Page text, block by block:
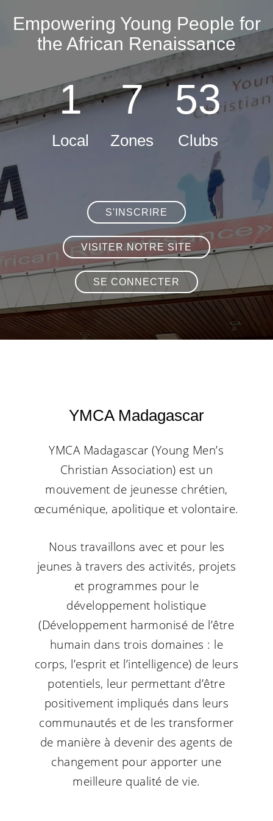
Empowering Young People for
the African Renaissance
1
Local
7
Zones
53
Clubs
S'INSCRIRE
VISITER NOTRE SITE
SE CONNECTER
YMCA Madagascar
YMCA Madagascar (Young Men’s
Christian Association) est un
mouvement de jeunesse chrétien,
œcuménique, apolitique et volontaire.
Nous travaillons avec et pour les
jeunes à travers des activités, projets
et programmes pour le
développement holistique
(Développement harmonisé de l’être
humain dans trois domaines : le
corps, l’esprit et l’intelligence) de leurs
potentiels, leur permettant d’être
positivement impliqués dans leurs
communautés et de les transformer
de manière à devenir des agents de
changement pour apporter une
meilleure qualité de vie.